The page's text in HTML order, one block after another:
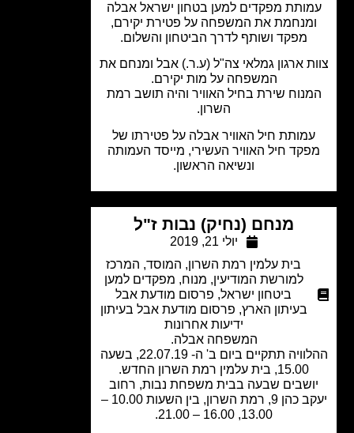
מפקדים למען בטחון ישראל אבלה
את המשפחה על פטירת יקירם,
מפקד ושותף לדרך הביטחון והשלום.
ארגון גמלאי צה"ל (ע.ר.) אבל ומנחם את
המשפחה על מות יקירם.
שירת בחיל האוויר והיה תושב רמת
חיל האוויר אבלה על פטירתו של
חיל האוויר העשירי, מייסד העמותה
ונשיאה הראשון.
מנחם (נחיק) נבות ז"ל
בית עלמין רמת השרון,המוסד, המרכז
למורשת המודיעין,מנוח,מפקדים למען
ביטחון ישראל, פרסום מודעת אבל
בעיתון הארץ,פרסום מודעת אבל בעיתון
ידיעות אחרונות
המשפחה אבלה.
ההלוויה תתקיים ביום ב' ה- 22.07.19, בשעה
שבעה בבית משפחת נבות, רחוב
יעקב כהן 9, רמת השרון, בין השעות 10.00 –